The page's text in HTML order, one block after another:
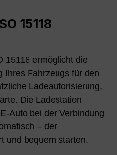
15118
15118 ermöglicht die
Ihres Fahrzeugs für den
Ladeautorisierung,
Die Ladestation
Auto bei der Verbindung
– der
und bequem starten.